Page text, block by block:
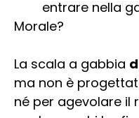
entrare nella
Morale?
La scala a gabbia
ma non è
né per agevolare il